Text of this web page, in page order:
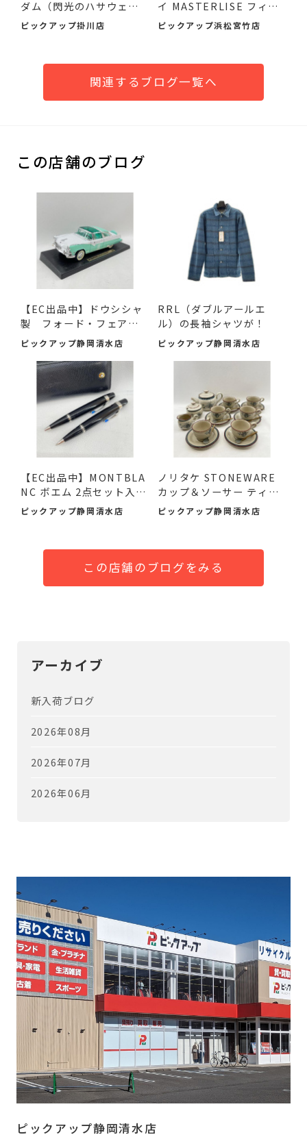
ダム（閃光のハサウェ
イ）が...
ピックアップ掛川店
イ MASTERLISE フィギ
ュ...
ピックアップ浜松宮竹店
関連するブログ一覧へ
この店舗のブログ
【EC出品中】ドウシシャ
製 フォード・フェアレ
ー...
ピックアップ静岡清水店
RRL（ダブルアールエ
ル）の長袖シャツが！
ピックアップ静岡清水店
【EC出品中】MONTBLA
NC ボエム 2点セット入荷
しま...
ピックアップ静岡清水店
ノリタケ STONEWARE
カップ＆ソーサー ティー
セッ...
ピックアップ静岡清水店
この店舗のブログをみる
アーカイブ
新入荷ブログ
2026年08月
2026年07月
2026年06月
ピックアップ静岡清水店